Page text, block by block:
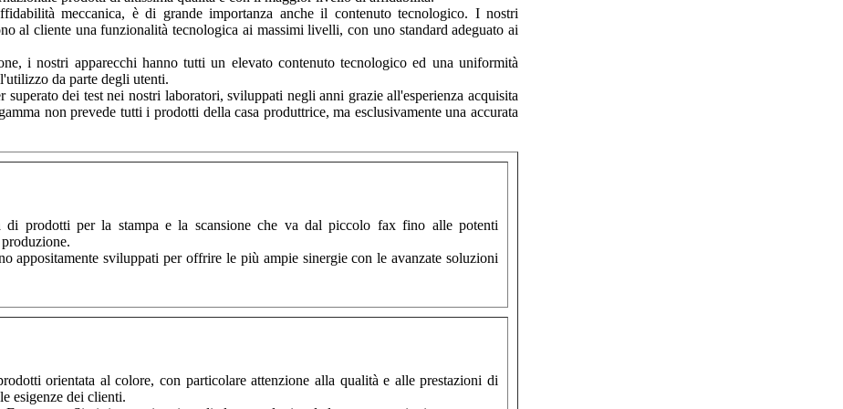
meccanica, è di grande importanza anche il contenuto tecnologico. I nostri
al cliente una funzionalità tecnologica ai massimi livelli, con uno standard adeguato ai
i nostri apparecchi hanno tutti un elevato contenuto tecnologico ed una uniformità
da parte degli utenti.
dei test nei nostri laboratori, sviluppati negli anni grazie all'esperienza acquisita
non prevede tutti i prodotti della casa produttrice, ma esclusivamente una accurata
di prodotti per la stampa e la scansione che va dal piccolo fax fino alle potenti
appositamente sviluppati per offrire le più ampie sinergie con le avanzate soluzioni
orientata al colore, con particolare attenzione alla qualità e alle prestazioni di
esigenze dei clienti.